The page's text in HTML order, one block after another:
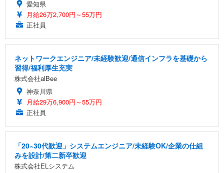
愛知県
月給26万2,700円～55万円
正社員
ネットワークエンジニア/未経験歓迎/通信インフラを基礎から
習得/福利厚生充実
株式会社alBee
神奈川県
月給29万6,900円～55万円
正社員
「20~30代歓迎」システムエンジニア/未経験OK/企業の仕組
みを設計/第二新卒歓迎
株式会社ELシステム